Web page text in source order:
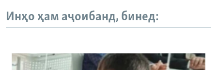
Инҳо ҳам аҷоибанд, бинед: